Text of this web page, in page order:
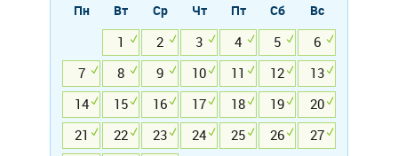
Пн Вт Ср Чт Пт Сб
Вс
1
2 3 4 5
6
7
8 9 10 11 12
13
14
15 16 17 18 19
20
21
22 23 24 25 26
27